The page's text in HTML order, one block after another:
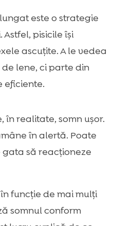
este o strategie
pisicile își
ascuțite. A le vedea
lene, ci parte din
eficiente.
în realitate, somn ușor.
în alertă. Poate
să reacționeze
funcție de mai mulți
somnul conform